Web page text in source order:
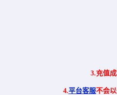
3.充值
4.平台客服不会